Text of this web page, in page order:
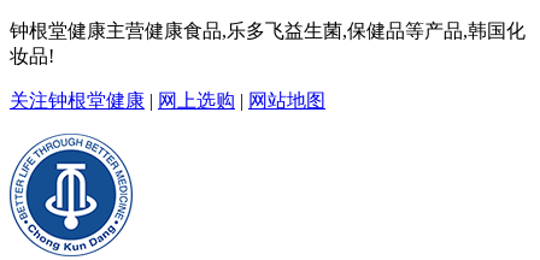
钟根堂健康主营健康食品,乐多飞益生菌,保健品等产品,韩国化
妆品!
关注钟根堂健康 | 网上选购 | 网站地图